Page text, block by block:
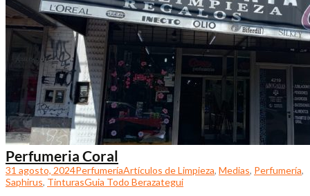
Perfumeria Coral
31 agosto, 2024PerfumeríaArtículos de Limpieza, Medias, Perfumería,
Saphirus, TinturasGuia Todo Berazategui